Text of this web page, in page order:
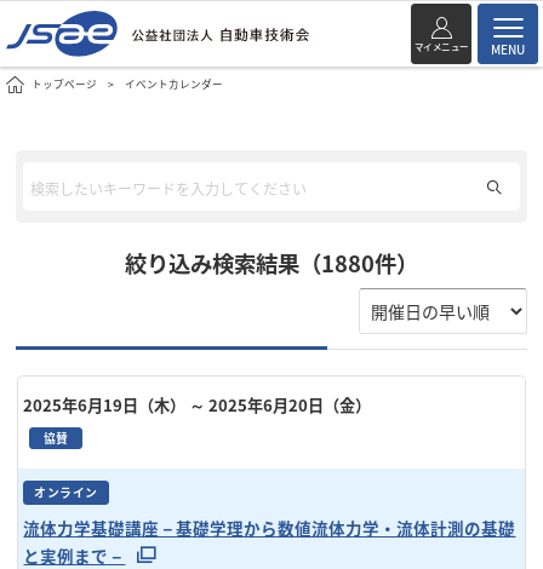
マイメニュー MENU
トップページ イベントカレンダー
絞り込み検索結果（1880件）
2025年6月19日（木） ～ 2025年6月20日（金）
協賛
オンライン
流体力学基礎講座－基礎学理から数値流体力学・流体計測の基礎
と実例まで－